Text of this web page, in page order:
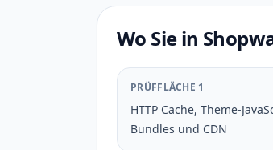
Wo Sie in
PRÜFFLÄCHE 1
HTTP Cache, Theme-
Bundles und CDN